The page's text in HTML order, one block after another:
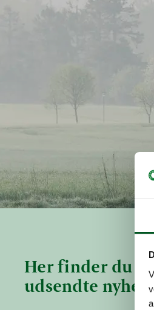
Her finder du
udsendte